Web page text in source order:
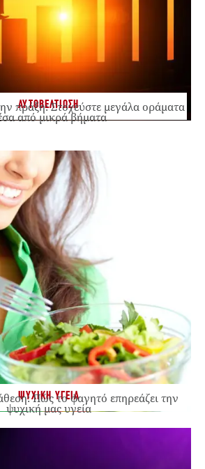
ΑΥΤΟΒΕΛΤΙΩΣΗ
πράξη: Στοχεύστε μεγάλα οράματα
από μικρά βήματα
ΨΥΧΙΚΗ ΥΓΕΙΑ
Πώς το φαγητό επηρεάζει την
ψυχική μας υγεία